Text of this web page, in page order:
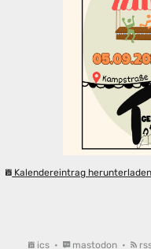
Kalendereintrag herunterladen
ics • mastodon •